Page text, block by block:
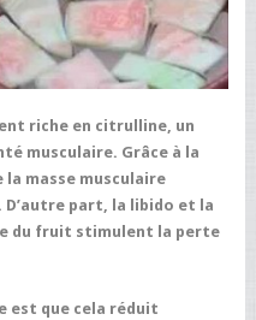
riche en citrulline, un
musculaire. Grâce à la
masse musculaire
part, la libido et la
du fruit stimulent la perte
est que cela réduit